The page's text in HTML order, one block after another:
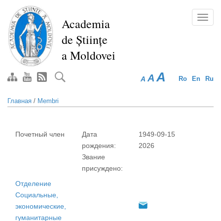
Перейти
основному
содержанию
Academia
de Științe
a Moldovei
Ro En Ru
A A A
Главная / Membri
Почетный член
Дата
рождения:
Звание
присуждено:
1949-09-15
2026
Отделение
Социальные,
экономические,
гуманитарные